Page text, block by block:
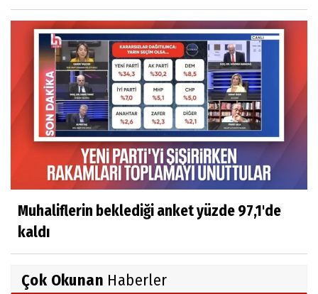
Muhaliflerin beklediği anket yüzde 97,1'de
kaldı
Çok Okunan Haberler